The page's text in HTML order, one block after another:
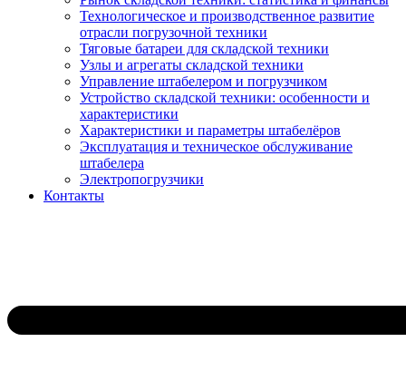
Технологическое и производственное развитие
отрасли погрузочной техники
Тяговые батареи для складской техники
Узлы и агрегаты складской техники
Управление штабелером и погрузчиком
Устройство складской техники: особенности и
характеристики
Характеристики и параметры штабелёров
Эксплуатация и техническое обслуживание
штабелера
Электропогрузчики
Контакты